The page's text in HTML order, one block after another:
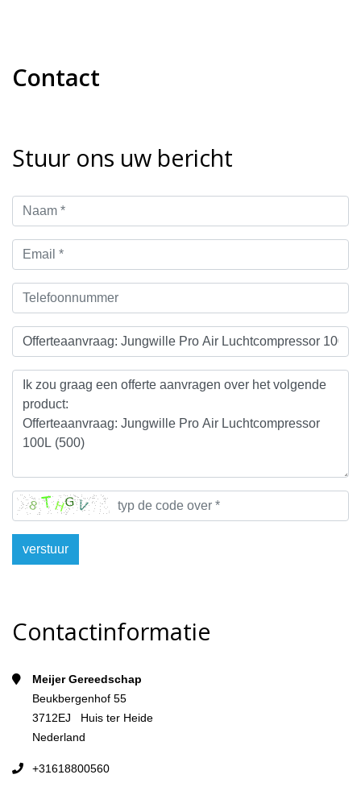
Contact
Stuur ons uw bericht
verstuur
Contactinformatie
Meijer Gereedschap
Beukbergenhof 55
3712EJ Huis ter Heide
Nederland
+31618800560